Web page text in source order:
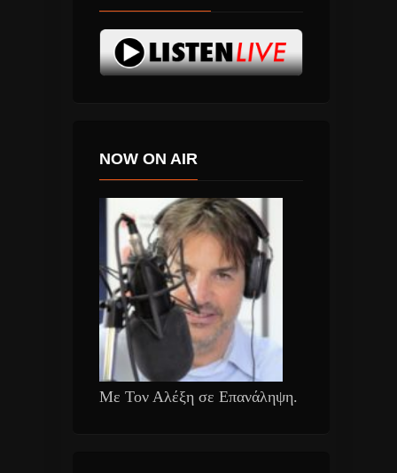
NOW ON AIR
Με Τον Αλέξη σε Επανάληψη.